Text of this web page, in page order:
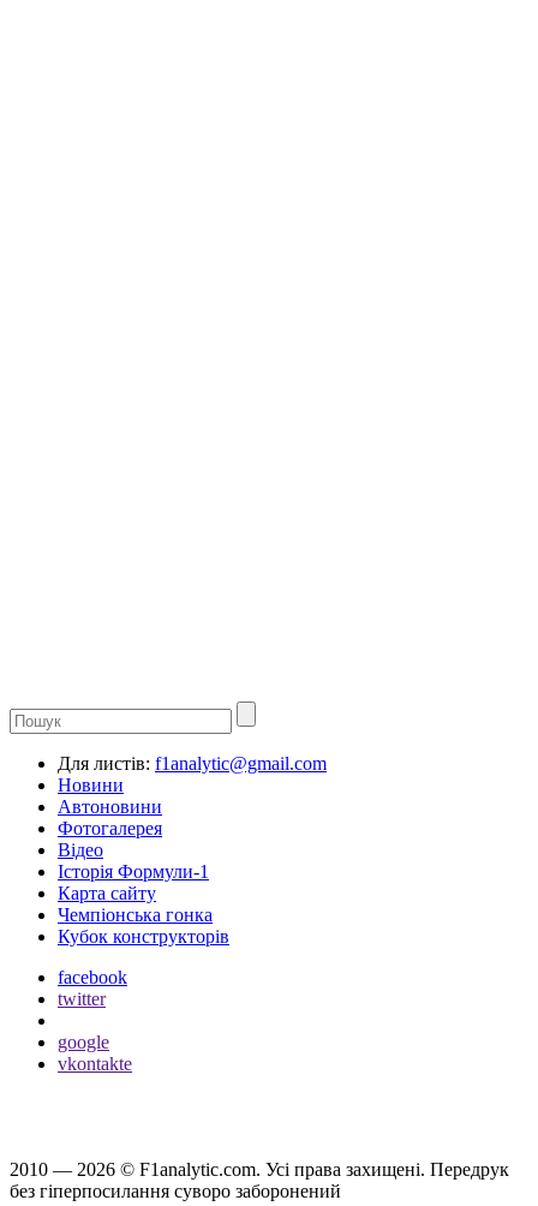
Для листів: f1analytic@gmail.com
Новини
Автоновини
Фотогалерея
Відео
Історія Формули-1
Карта сайту
Чемпіонська гонка
Кубок конструкторів
facebook
twitter
google
vkontakte
2010 — 2026 © F1analytic.com. Усi права захищенi. Передрук
без гіперпосилання суворо заборонений